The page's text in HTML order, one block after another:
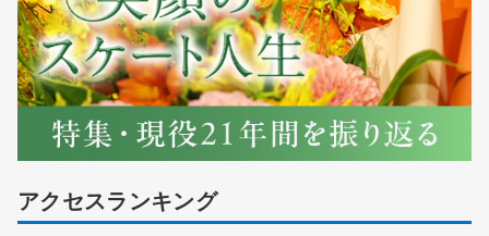
アクセスランキング